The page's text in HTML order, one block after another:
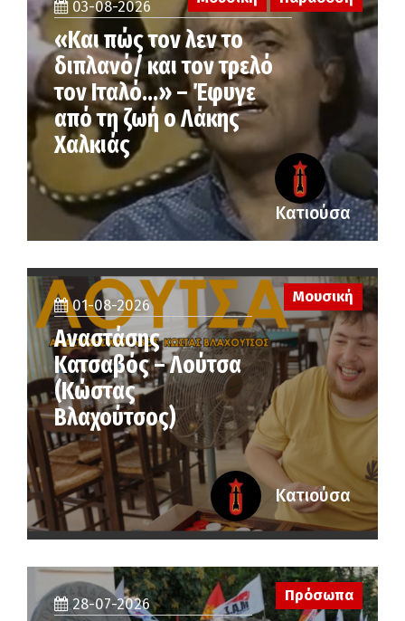
03-08-2026
«Και πώς τον λεν το
διπλανό/ και τον τρελό
τον Ιταλό…» – Έφυγε
από τη ζωή ο Λάκης
Χαλκιάς
Κατιούσα
01-08-2026
Αναστάσης
Κατσαβός – Λούτσα
(Κώστας
Βλαχούτσος)
Μουσική
Κατιούσα
28-07-2026
Πρόσωπα